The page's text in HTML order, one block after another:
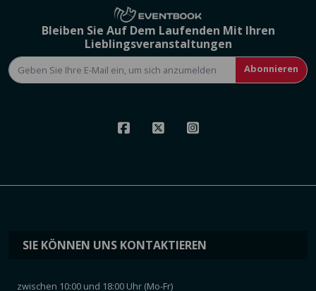
Bleiben Sie Auf Dem Laufenden Mit Ihren
Lieblingsveranstaltungen
Abonnieren
SIE KÖNNEN UNS KONTAKTIEREN
zwischen 10:00 und 18:00 Uhr (Mo-Fr)